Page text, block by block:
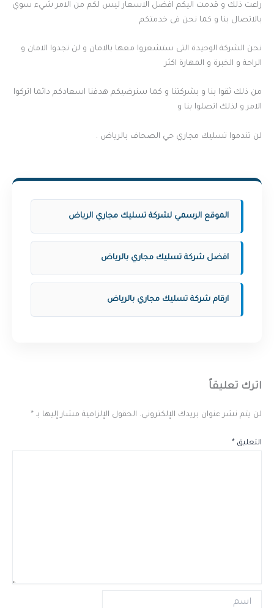
راعت ذلك و قدمت اليكم افضل الاسعار ليس لكم من الامر شيء سوي
بالاتصال بنا و كما نحن فى خدمتكم
نحن الشركة الوحيدة التى ستشعروا معها بالامان و لن تجدوا الامان و
الراحة و الخبرة و المهارة اكثر
من ذلك ثقوا بنا و بشركتنا و كما سنرضيكم هدفنا اسعادكم دائما اتركوا
الامر و لذلك اتصلوا بنا و
لن تندموا تسليك مجاري حي الصحاف بالرياض .
الموقع الرسمي لشركة تسليك مجاري الرياض
افضل شركة تسليك مجاري بالرياض
ارقام شركة تسليك مجاري بالرياض
اترك تعليقاً
لن يتم نشر عنوان بريدك الإلكتروني. الحقول الإلزامية مشار إليها بـ *
التعليق *
اسم